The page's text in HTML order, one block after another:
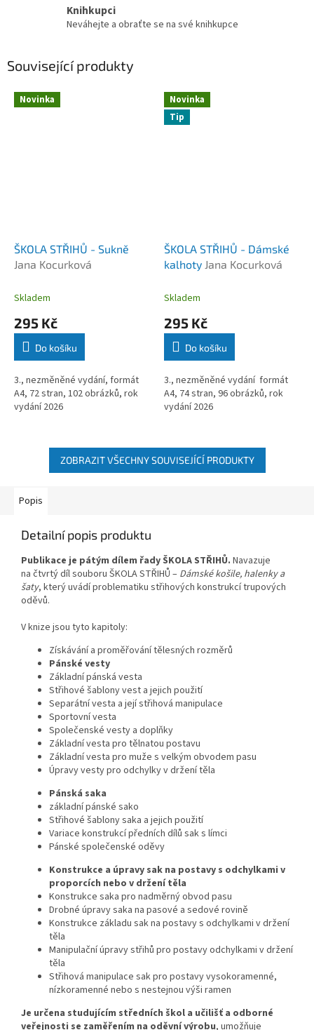
Knihkupci
Neváhejte a obraťte se na své knihkupce
Související produkty
Novinka
ŠKOLA STŘIHŮ - Sukně
Jana Kocurková
Skladem
295 Kč
Do košíku
3., nezměněné vydání, formát
A4, 72 stran, 102 obrázků, rok
vydání 2026
Novinka
Tip
ŠKOLA STŘIHŮ - Dámské
kalhoty Jana Kocurková
Skladem
295 Kč
Do košíku
3., nezměněné vydání formát
A4, 74 stran, 96 obrázků, rok
vydání 2026
ZOBRAZIT VŠECHNY SOUVISEJÍCÍ PRODUKTY
Popis
Detailní popis produktu
Publikace je pátým dílem řady ŠKOLA STŘIHŮ. Navazuje
na čtvrtý díl souboru ŠKOLA STŘIHŮ – Dámské košile, halenky a
šaty, který uvádí problematiku střihových konstrukcí trupových
oděvů.
V knize jsou tyto kapitoly:
Získávání a proměřování tělesných rozměrů
Pánské vesty
Základní pánská vesta
Střihové šablony vest a jejich použití
Separátní vesta a její střihová manipulace
Sportovní vesta
Společenské vesty a doplňky
Základní vesta pro tělnatou postavu
Základní vesta pro muže s velkým obvodem pasu
Úpravy vesty pro odchylky v držení těla
Pánská saka
základní pánské sako
Střihové šablony saka a jejich použití
Variace konstrukcí předních dílů sak s límci
Pánské společenské oděvy
Konstrukce a úpravy sak na postavy s odchylkami v
proporcích nebo v držení těla
Konstrukce saka pro nadměrný obvod pasu
Drobné úpravy saka na pasové a sedové rovině
Konstrukce základu sak na postavy s odchylkami v držení
těla
Manipulační úpravy střihů pro postavy odchylkami v držení
těla
Střihová manipulace sak pro postavy vysokoramenné,
nízkoramenné nebo s nestejnou výši ramen
Je určena studujícím středních škol a učilišť a odborné
veřejnosti se zaměřením na oděvní výrobu, umožňuje